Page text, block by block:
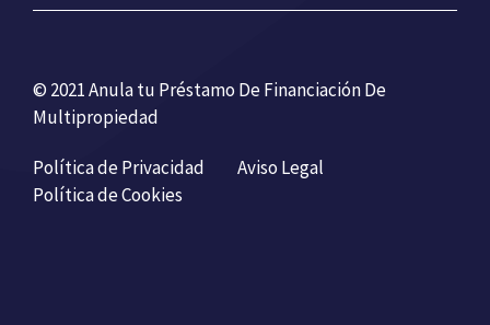
© 2021 Anula tu Préstamo De Financiación De
Multipropiedad
Política de Privacidad
Aviso Legal
Política de Cookies